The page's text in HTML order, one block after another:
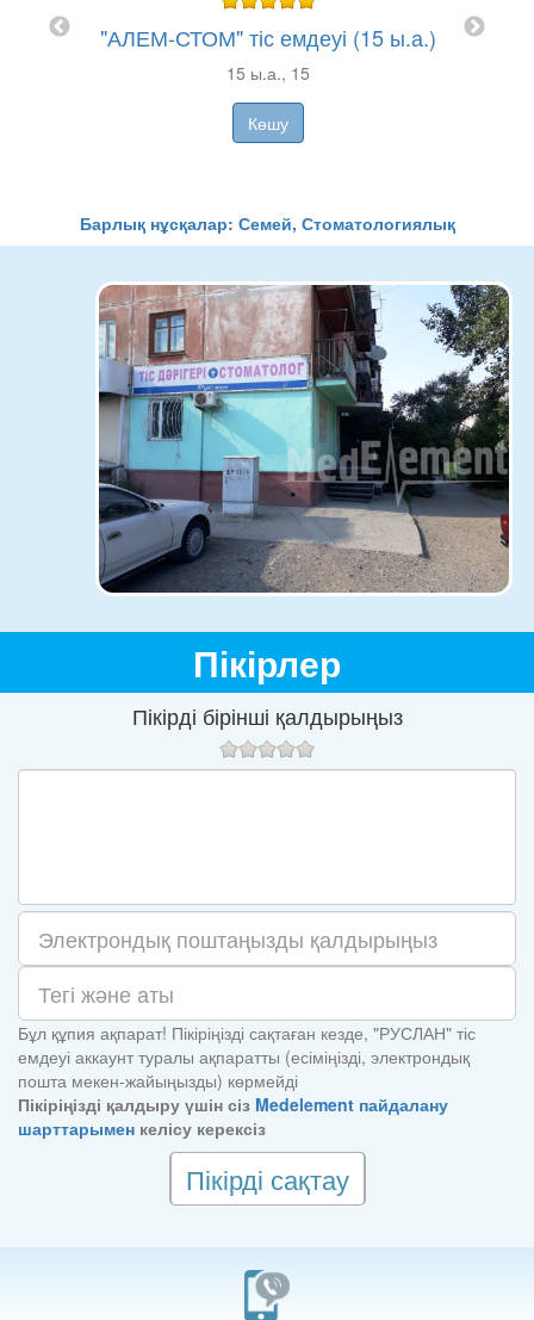
"АЛЕМ-СТОМ" тіс емдеуі (15 ы.а.)
15 ы.а., 15
Көшу
Барлық нұсқалар: Семей, Стоматологиялық
Пікірлер
Пікірді бірінші қалдырыңыз
Бұл құпия ақпарат! Пікіріңізді сақтаған кезде, "РУСЛАН" тіс
емдеуі аккаунт туралы ақпаратты (есіміңізді, электрондық
пошта мекен-жайыңызды) көрмейді
Пікіріңізді қалдыру үшін сіз Medelement пайдалану
шарттарымен келісу керексіз
Пікірді сақтау